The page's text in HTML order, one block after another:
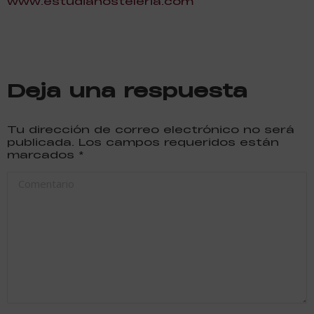
Deja una respuesta
Tu dirección de correo electrónico no será
publicada. Los campos requeridos están
marcados *